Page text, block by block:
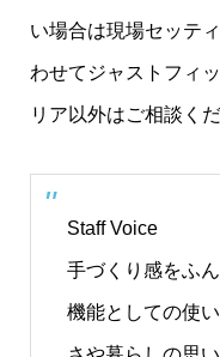
い場合は現場セッテ
わせてジャストフィ
リア以外はご相談くだ
Staff Voice
手づくり感をふ
機能としての使